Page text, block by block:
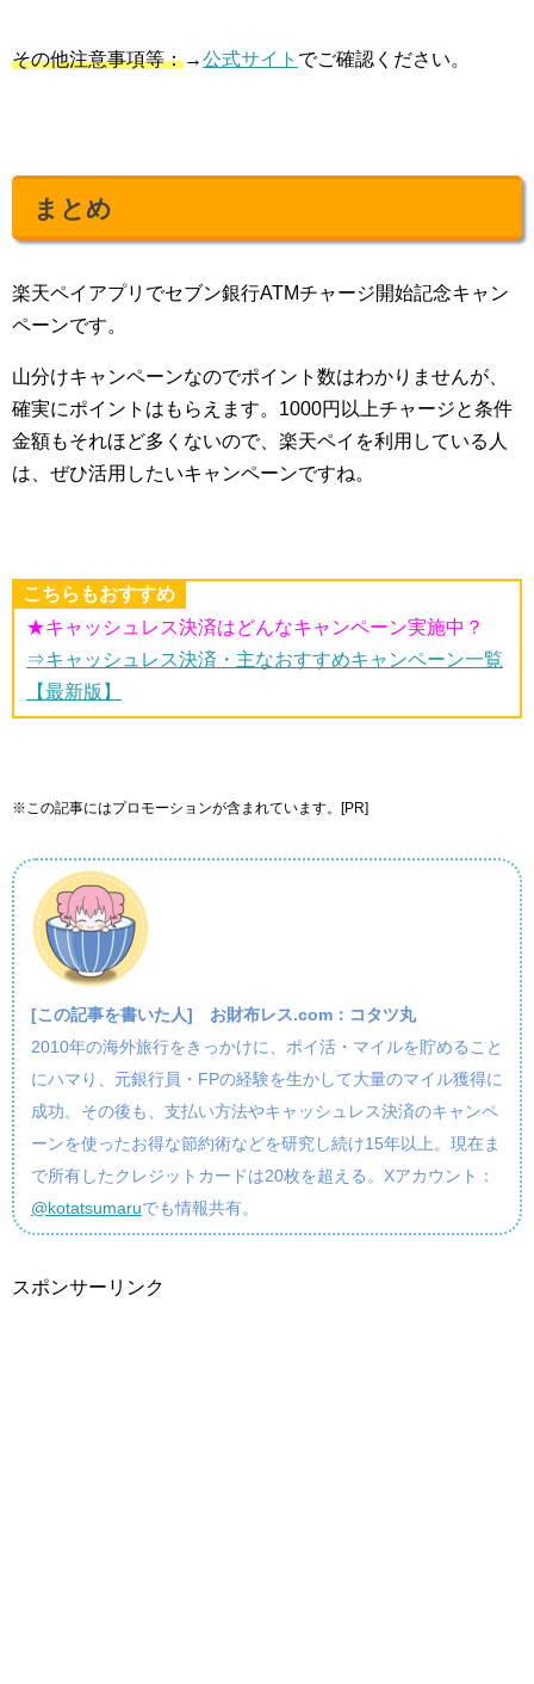
その他注意事項等：→公式サイト でご確認ください。
まとめ
楽天ペイアプリでセブン銀行ATMチャージ開始記念キャン
ペーンです。
山分けキャンペーンなのでポイント数はわかりませんが、
確実にポイントはもらえます。1000円以上チャージと条件
金額もそれほど多くないので、楽天ペイを利用している人
は、ぜひ活用したいキャンペーンですね。
こちらもおすすめ
★キャッシュレス決済はどんなキャンペーン実施中？
⇒キャッシュレス決済・主なおすすめキャンペーン一覧
【最新版】
※この記事にはプロモーションが含まれています。[PR]
[この記事を書いた人] お財布レス.com：コタツ丸
2010年の海外旅行をきっかけに、ポイ活・マイルを貯めること
にハマり、元銀行員・FPの経験を生かして大量のマイル獲得に
成功。その後も、支払い方法やキャッシュレス決済のキャンペ
ーンを使ったお得な節約術などを研究し続け15年以上。現在ま
で所有したクレジットカードは20枚を超える。Xアカウント：
@kotatsumaruでも情報共有。
スポンサーリンク